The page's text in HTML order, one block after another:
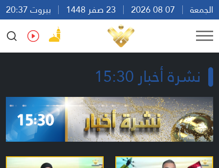
الجمعة
بيروت 20:37
Ar
En Fr Es
نشرة أخبار 15:30